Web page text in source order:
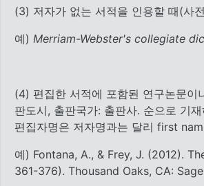
(3) 저자가 없는 서적을 인용할 때(사
예) Merriam-Webster's collegiate
(4) 편집한 서적에 포함된 연구논문
판도시, 출판국가: 출판사. 순으로 기
편집자명은 저자명과는 달리 first
예) Fontana, A., & Frey, J. (2012).
361-376). Thousand Oaks, CA: